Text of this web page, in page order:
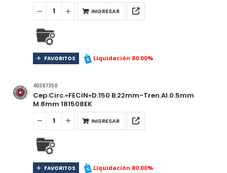
INGRESAR
FAVORITOS Liquidación 80.00%
40387350
Cep.Circ.»FECIN»D:150 B.22mm-Tren.Al.0.5mm
M.8mm 181508EK
INGRESAR
FAVORITOS Liquidación 80.00%